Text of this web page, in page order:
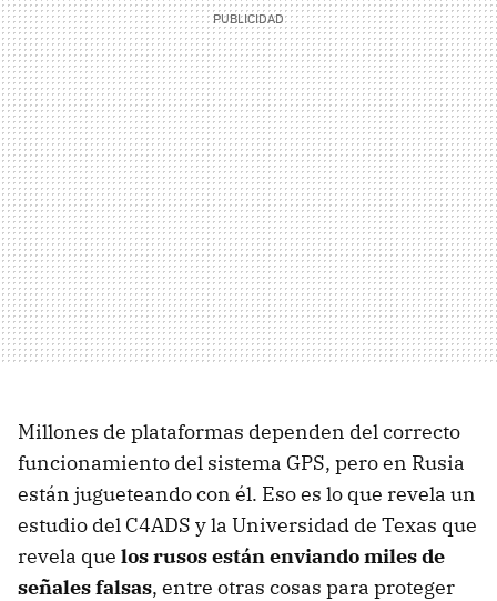
Millones de plataformas dependen del correcto
funcionamiento del sistema GPS, pero en Rusia
están jugueteando con él. Eso es lo que revela un
estudio del C4ADS y la Universidad de Texas que
revela que los rusos están enviando miles de
señales falsas, entre otras cosas para proteger